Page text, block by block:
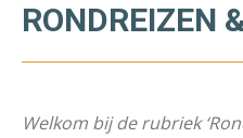
RONDREIZEN
Welkom bij de rubriek